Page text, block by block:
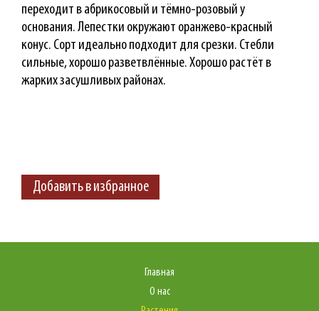
переходит в абрикосовый и тёмно-розовый у
основания. Лепестки окружают оранжево-красный
конус. Сорт идеально подходит для срезки. Стебли
сильные, хорошо разветвлённые. Хорошо растёт в
жарких засушливых районах.
Добавить в избранное
Главная
О нас